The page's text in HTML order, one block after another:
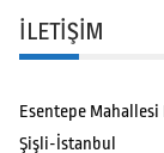
İLETİŞİM
Esentepe
Şişli-İstanbul